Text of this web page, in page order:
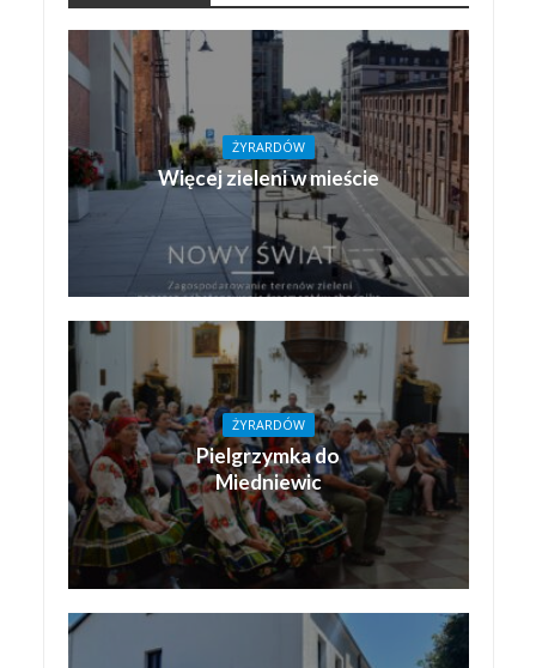
ŻYRARDÓW
Więcej zieleni w mieście
ŻYRARDÓW
Pielgrzymka do
Miedniewic